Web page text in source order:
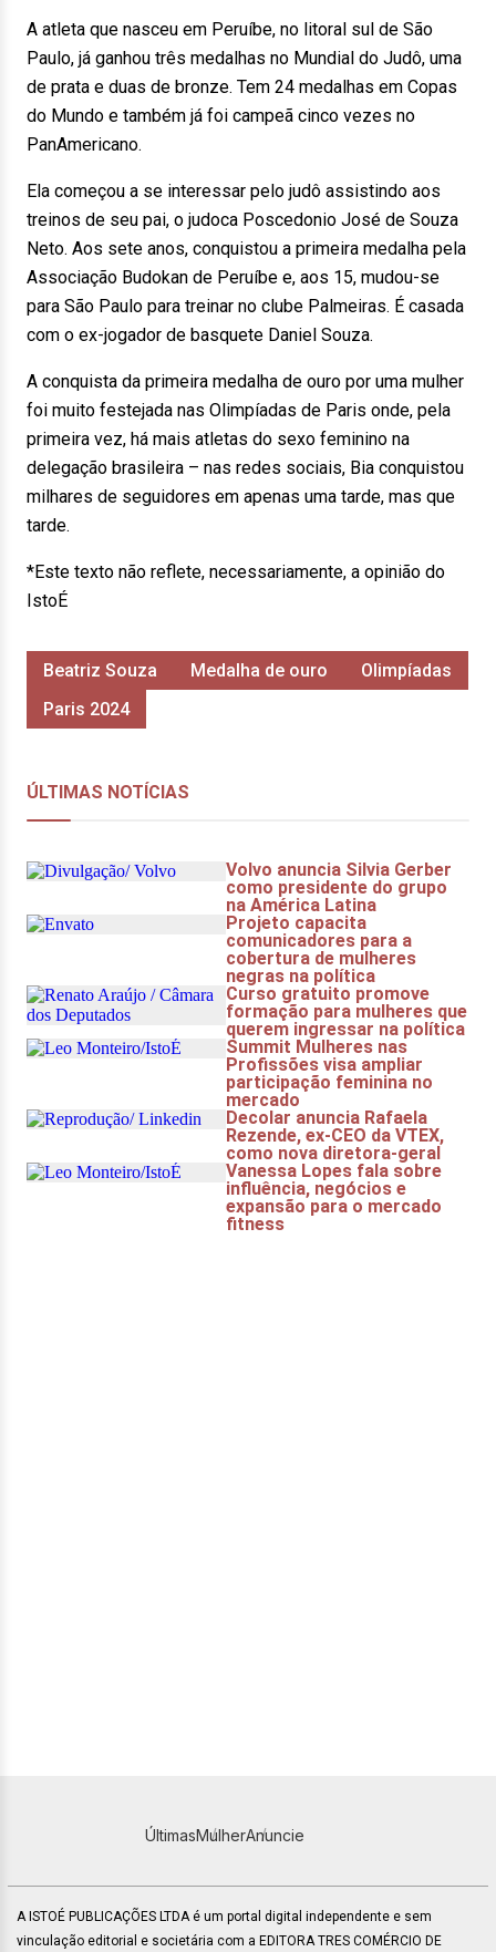
A atleta que nasceu em Peruíbe, no litoral sul de São
Paulo, já ganhou três medalhas no Mundial do Judô, uma
de prata e duas de bronze. Tem 24 medalhas em Copas
do Mundo e também já foi campeã cinco vezes no
PanAmericano.
Ela começou a se interessar pelo judô assistindo aos
treinos de seu pai, o judoca Poscedonio José de Souza
Neto. Aos sete anos, conquistou a primeira medalha pela
Associação Budokan de Peruíbe e, aos 15, mudou-se
para São Paulo para treinar no clube Palmeiras. É casada
com o ex-jogador de basquete Daniel Souza.
A conquista da primeira medalha de ouro por uma mulher
foi muito festejada nas Olimpíadas de Paris onde, pela
primeira vez, há mais atletas do sexo feminino na
delegação brasileira – nas redes sociais, Bia conquistou
milhares de seguidores em apenas uma tarde, mas que
tarde.
*Este texto não reflete, necessariamente, a opinião do
IstoÉ
Beatriz Souza Medalha de ouro
Olimpíadas
Paris 2024
ÚltimasMulherAnuncie
A ISTOÉ PUBLICAÇÕES LTDA é um portal digital independente e sem
vinculação editorial e societária com a EDITORA TRES COMÉRCIO DE